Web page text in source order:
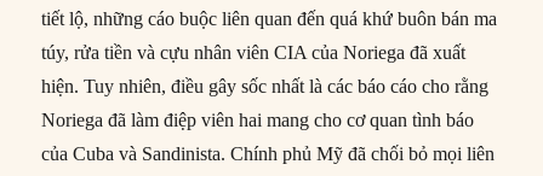
tiết lộ, những cáo buộc liên quan đến quá khứ buôn bán ma
túy, rửa tiền và cựu nhân viên CIA của Noriega đã xuất
hiện. Tuy nhiên, điều gây sốc nhất là các báo cáo cho rằng
Noriega đã làm điệp viên hai mang cho cơ quan tình báo
của Cuba và Sandinista. Chính phủ Mỹ đã chối bỏ mọi liên